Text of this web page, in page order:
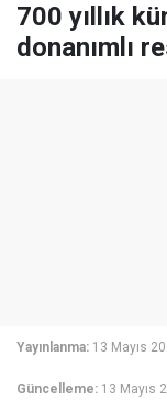
700 yıllık
donanımlı
Yayınlanma: 13 Mayıs
Güncelleme: 13 Mayıs